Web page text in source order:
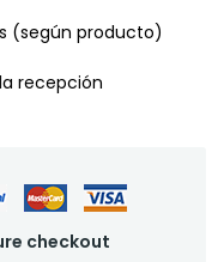
(según producto)
recepción
checkout